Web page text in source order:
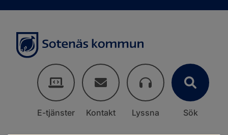
E-tjänster Kontakt Lyssna Sök